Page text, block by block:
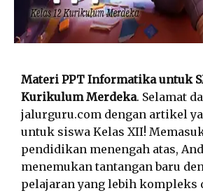
Materi PPT Informatika untuk
Kurikulum Merdeka. Selamat
jalurguru.com dengan artikel
untuk siswa Kelas XII!
pendidikan menengah atas,
menemukan tantangan baru
pelajaran yang lebih kompleks